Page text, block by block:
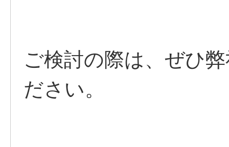
ご検討の際は、ぜひ
ださい。